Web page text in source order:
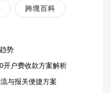
跨境百科
势
开户费收款方案解析
与报关便捷方案